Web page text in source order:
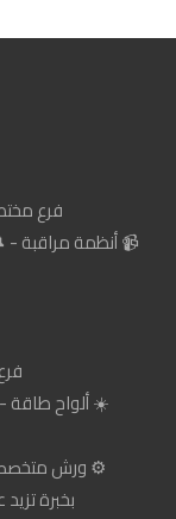
فرع
📹 أنظمة مراقبة
☀️ ألواح طاقة
⚙️ ورش متخصصة
بخبرة